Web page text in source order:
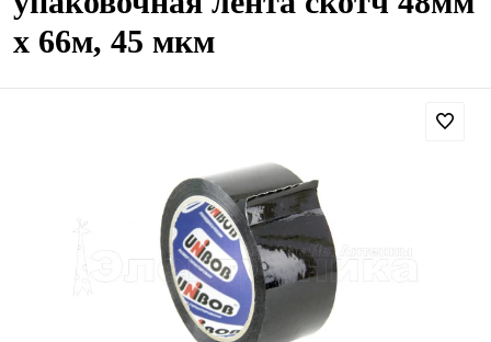
х 66м, 45 мкм